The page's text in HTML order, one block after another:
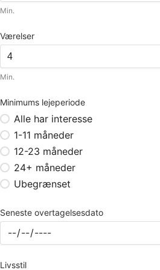
Min.
Værelser
Min.
Minimums lejeperiode
Alle har interesse
1-11 måneder
12-23 måneder
24+ måneder
Ubegrænset
Seneste overtagelsesdato
Livsstil